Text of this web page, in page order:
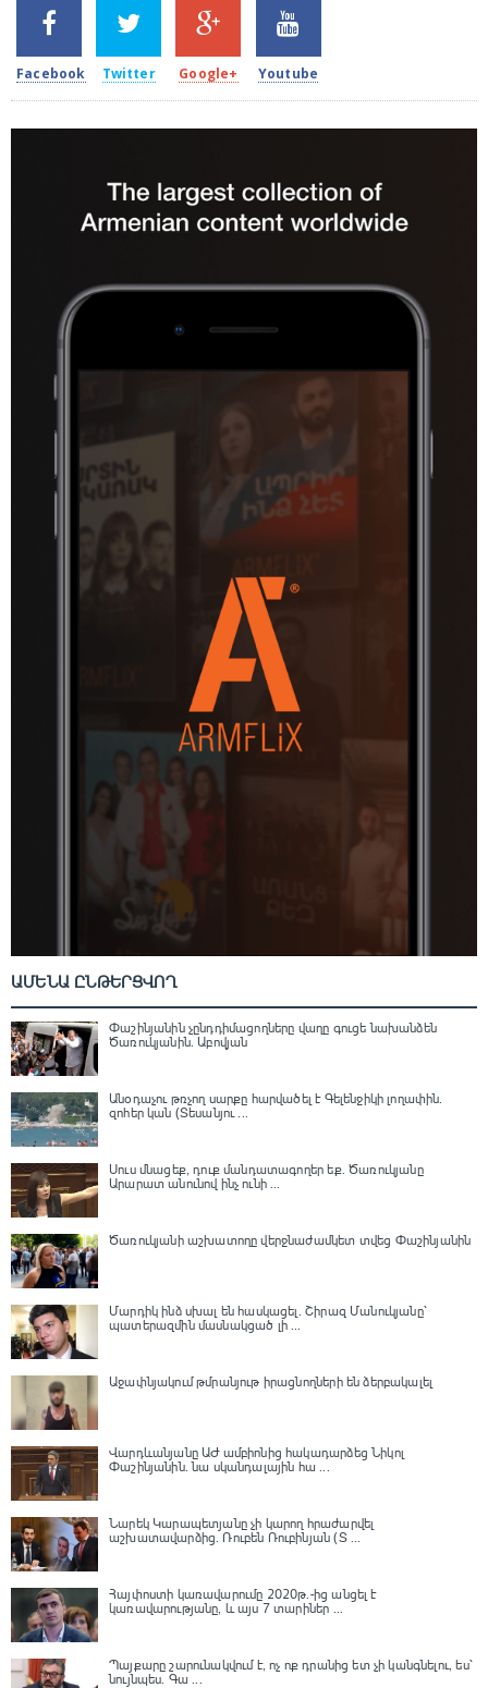
2k
SHARES
Facebook
1.5k
TWEETS
Twitter
203
SHARES
Google+
620
SHARES
Youtube
ԱՄԵՆԱ ԸՆԹԵՐՑՎՈՂ
Փաշինյանին չընդդիմացողները վաղը գուցե նախանձեն
Ծառուկյանին. Աբովյան
Անօդաչու թռչող սարքը հարվածել է Գելենջիկի լողափին.
զոհեր կան (Տեսանյու ...
Սուս մնացեք, դուք մանդատագողեր եք․ Ծառուկյանը
Արարատ անունով ինչ ունի ...
Ծառուկյանի աշխատողը վերջնաժամկետ տվեց Փաշինյանին
Մարդիկ ինձ սխալ են հասկացել. Շիրազ Մանուկյանը՝
պատերազմին մասնակցած լի ...
Աջափնյակում թմրանյութ իրացնողների են ձերբակալել
Վարդևանյանը ԱԺ ամբիոնից հակադարձեց Նիկոլ
Փաշինյանին․ նա սկանդալային հա ...
Նարեկ Կարապետյանը չի կարող հրաժարվել
աշխատավարձից. Ռուբեն Ռուբինյան (Տ ...
Հայփոստի կառավարումը 2020թ.-ից անցել է
կառավարությանը, և այս 7 տարիներ ...
Պայքարը շարունակվում է, ոչ ոք դրանից ետ չի կանգնելու, ես՝
նույնպես․ Գա ...